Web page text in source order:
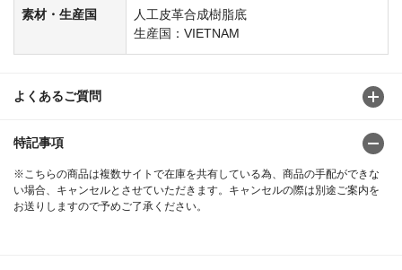
素材・生産国
人工皮革合成樹脂底
生産国：VIETNAM
よくあるご質問
特記事項
※こちらの商品は複数サイトで在庫を共有している為、商品の手配ができな
い場合、キャンセルとさせていただきます。キャンセルの際は別途ご案内を
お送りしますので予めご了承ください。